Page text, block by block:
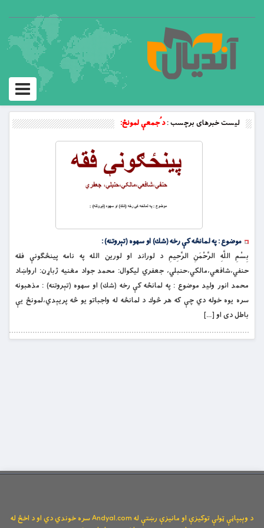
Toggle
لیست خبرهای برچسب :د ُجمعې لمونځ:
موضوع : په لمانځه كې رخه (شك) او سهوه (تېروتنه) :
بِسْمِ اللَّهِ الرَّحْمَنِ الرَّحِيمِ د لوراند او لورین الله په نامه پينځګونې فقه
حنفي،شافعي،مالکي،حنبلي، جعفري ليکوال: محمد جواد مغنيه ژباړن: ارواښاد
محمد انور وليد موضوع : په لمانځه كې رخه (شك) او سهوه (تېروتنه) : مذهبونه
سره يوه خوله دي چې كه هر څوك د لمانځه له واجباتو يو څه پريېدي،لمونځ يې
باطل دى او […]
د وېبپاڼې ټولې توکیزې او مانیزې رښتې له Andyal.com سره خوندي دي او د اخځ له